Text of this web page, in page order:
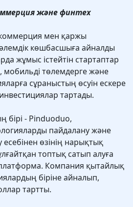
және финтех
мен қаржы
көшбасшыға айналды
жұмыс істейтін стартаптар
мобильді төлемдерге және
сұраныстың өсуін ескере
тартады.
- Pinduoduo,
пайдалану және
өзінің нарықтық
топтық сатып алуға
Компания қытайлық
біріне айналып,
тартты.